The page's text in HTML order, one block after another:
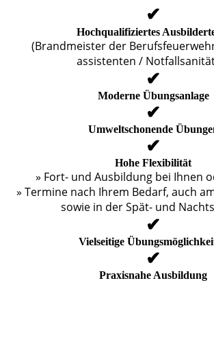
✔
Hochqualifiziertes
(Brandmeister der
assistenten /
✔
Moderne Übungsanlage
✔
Umweltschonende
✔
Hohe Flexibilität
» Fort- und Ausbildung bei Ihnen
» Termine nach Ihrem Bedarf, auch
sowie in der Spät- und
✔
Vielseitige
✔
Praxisnahe Ausbildung